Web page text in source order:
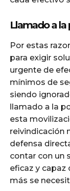
Llamado a la
Por estas
para exigir
urgente de
mínimos de
siendo
llamado a la
esta
reivindicación
defensa
contar con un
eficaz y capaz
más se